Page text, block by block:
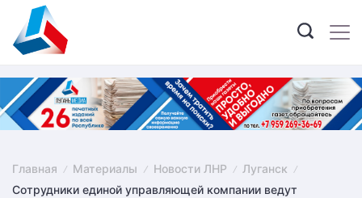
content
Главная Материалы Новости ЛНР
Луганск
Сотрудники единой управляющей компании ведут